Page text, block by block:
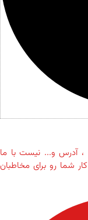
، آدرس و... نیست با ما
شما رو برای مخاطبان